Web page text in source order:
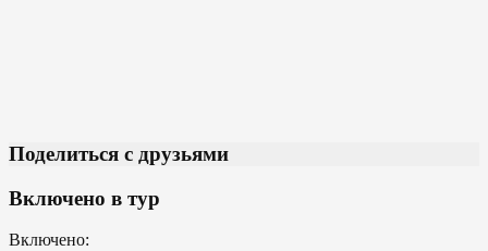
Поделиться с друзьями
Включено в тур
Включено: